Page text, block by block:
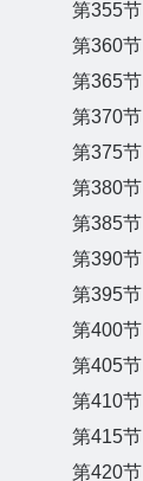
第355节
第360节
第365节
第370节
第375节
第380节
第385节
第390节
第395节
第400节
第405节
第410节
第415节
第420节